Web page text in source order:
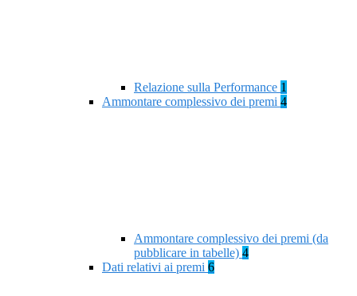
Relazione sulla Performance 1
Ammontare complessivo dei premi 4
Ammontare complessivo dei premi (da
pubblicare in tabelle) 4
Dati relativi ai premi 6